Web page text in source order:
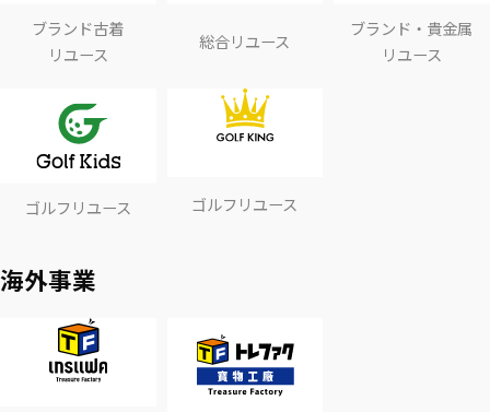
ブランド古着
リユース
総合リユース
ブランド・貴金属
リユース
ゴルフリユース ゴルフリユース
海外事業